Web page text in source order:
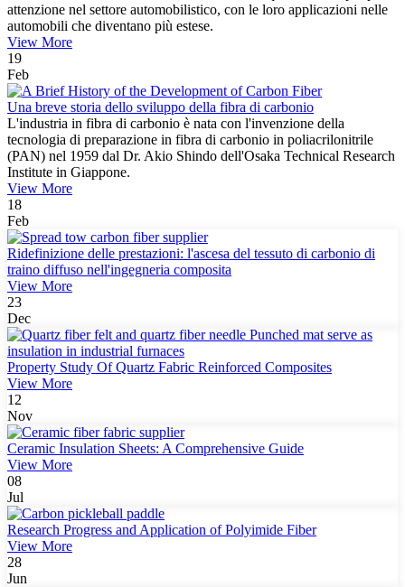
attenzione nel settore automobilistico, con le loro applicazioni nelle
automobili che diventano più estese.
View More
19
Feb
Una breve storia dello sviluppo della fibra di carbonio
L'industria in fibra di carbonio è nata con l'invenzione della
tecnologia di preparazione in fibra di carbonio in poliacrilonitrile
(PAN) nel 1959 dal Dr. Akio Shindo dell'Osaka Technical Research
Institute in Giappone.
View More
18
Feb
Ridefinizione delle prestazioni: l'ascesa del tessuto di carbonio di
traino diffuso nell'ingegneria composita
View More
23
Dec
Property Study Of Quartz Fabric Reinforced Composites
View More
12
Nov
Ceramic Insulation Sheets: A Comprehensive Guide
View More
08
Jul
Research Progress and Application of Polyimide Fiber
View More
28
Jun